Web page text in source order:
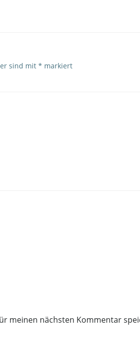
sind mit * markiert
meinen nächsten Kommentar